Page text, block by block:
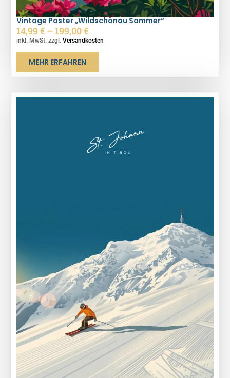
Vintage Poster „Wildschönau Sommer“
14,99€ –199,00€
inkl. MwSt. zzgl.Versandkosten
MEHR ERFAHREN